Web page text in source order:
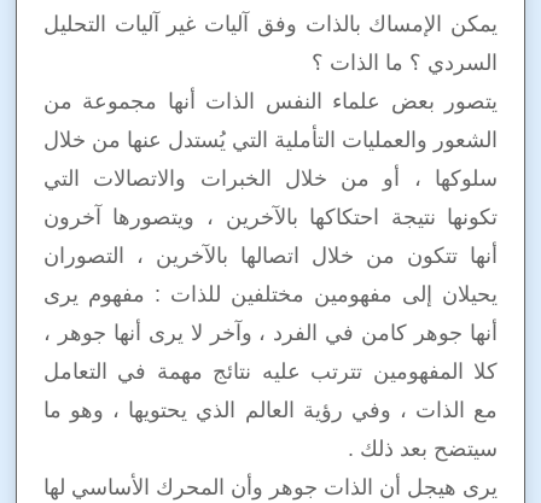
يمكن الإمساك بالذات وفق آليات غير آليات التحليل
السردي ؟ ما الذات ؟
يتصور بعض علماء النفس الذات أنها مجموعة من
الشعور والعمليات التأملية التي يُستدل عنها من خلال
سلوكها ، أو من خلال الخبرات والاتصالات التي
تكونها نتيجة احتكاكها بالآخرين ، ويتصورها آخرون
أنها تتكون من خلال اتصالها بالآخرين ، التصوران
يحيلان إلى مفهومين مختلفين للذات : مفهوم يرى
أنها جوهر كامن في الفرد ، وآخر لا يرى أنها جوهر ،
كلا المفهومين تترتب عليه نتائج مهمة في التعامل
مع الذات ، وفي رؤية العالم الذي يحتويها ، وهو ما
سيتضح بعد ذلك .
يرى هيجل أن الذات جوهر وأن المحرك الأساسي لها